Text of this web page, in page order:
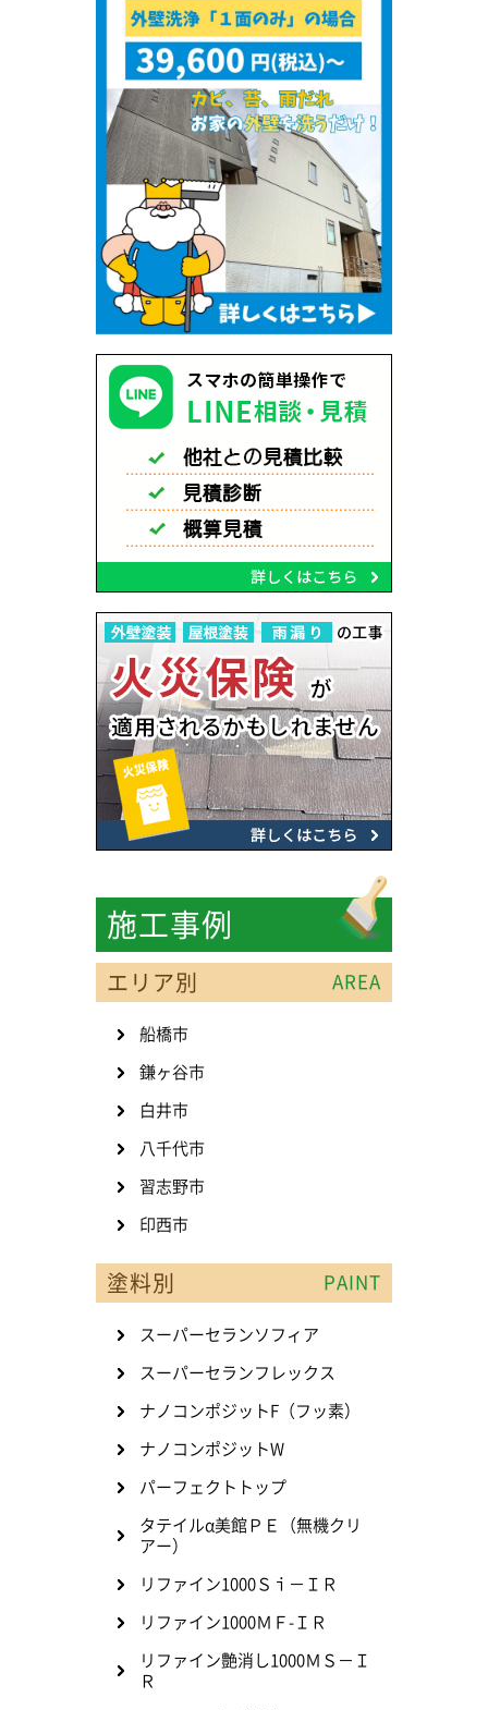
施工事例
エリア別 AREA
船橋市
鎌ヶ谷市
白井市
八千代市
習志野市
印西市
塗料別 PAINT
スーパーセランソフィア
スーパーセランフレックス
ナノコンポジットF（フッ素）
ナノコンポジットW
パーフェクトトップ
タテイルα美館ＰＥ（無機クリ
アー）
リファイン1000Ｓｉ－ＩＲ
リファイン1000ＭＦ-ＩＲ
リファイン艶消し1000ＭＳ－Ｉ
Ｒ